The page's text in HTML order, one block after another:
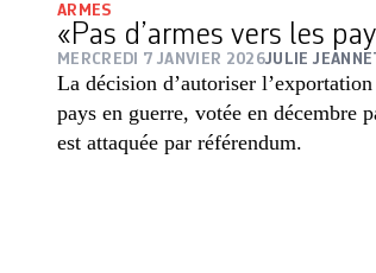
ARMES
«Pas d’armes vers les
MERCREDI 7 JANVIER 2026JULIE
La décision d’autoriser l’exportation
pays en guerre, votée en décembre
est attaquée par référendum.